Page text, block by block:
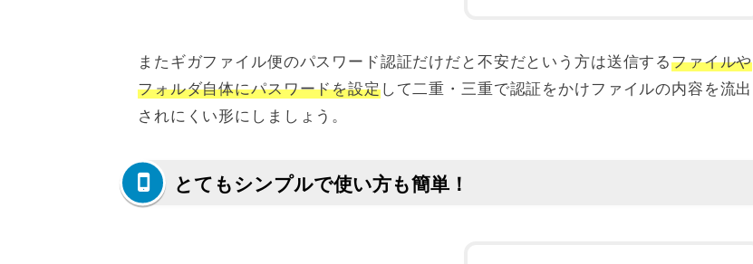
またギガファイル便のパスワード認証だけだと不安だという方は送信するファイルや
フォルダ自体にパスワードを設定して二重・三重で認証をかけファイルの内容を流出
されにくい形にしましょう。
とてもシンプルで使い方も簡単！